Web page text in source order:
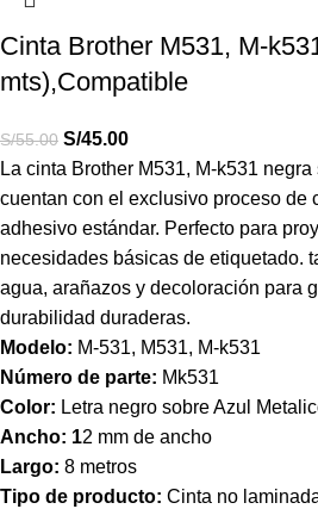
Cinta Brother M531, M-
mts),Compatible
S/55.00 S/45.00
La cinta Brother M531, M-k531
cuentan con el exclusivo proceso de
adhesivo estándar. Perfecto para
necesidades básicas de etiquetado.
agua, arañazos y decoloración para
durabilidad duraderas.
Modelo: M-531, M531, M-k531
Número de parte: Mk531
Color: Letra negro sobre Azul
Ancho: 12 mm de ancho
Largo: 8 metros
Tipo de producto: Cinta no